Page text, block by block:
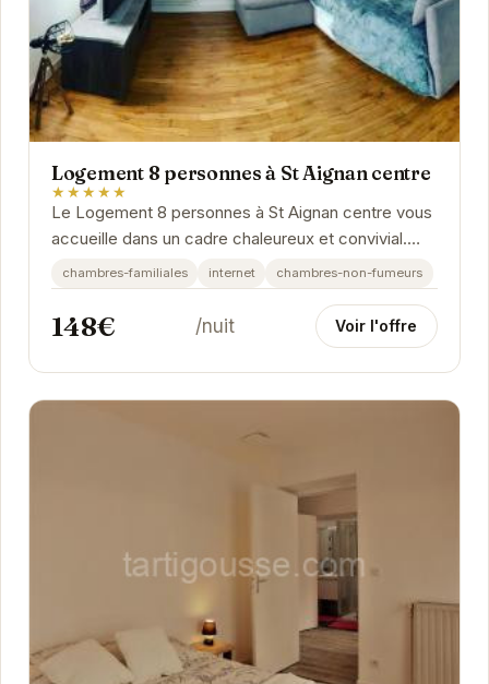
Logement 8 personnes à St Aignan centre
★★★★★
Le Logement 8 personnes à St Aignan centre vous
accueille dans un cadre chaleureux et convivial.
Situé à proximité des commerces et des...
chambres-familiales internet chambres-non-fumeurs
148€ /nuit Voir l'offre